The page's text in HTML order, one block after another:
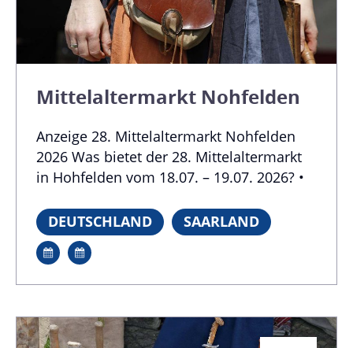
Mittelaltermarkt Nohfelden
Anzeige 28. Mittelaltermarkt Nohfelden
2026 Was bietet der 28. Mittelaltermarkt
in Hohfelden vom 18.07. – 19.07. 2026? •
Aktionsprogramm • Bogenbahn und
Bogenturnier • Handwerk aus alter Zeit •
rund 60 Händler/Handwerker & 40
Lagergruppen • barrierefreie
Abend Foto: ©Antje Lindert-Rottke –
stock.adobe.com Anzeige Termine und
DEUTSCHLAND SAARLAND